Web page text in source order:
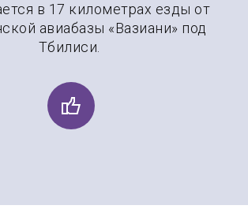
в 17 километрах езды от
авиабазы «Вазиани» под
Тбилиси.